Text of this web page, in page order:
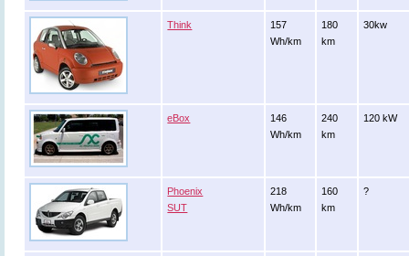
Think
157
Wh/km
180
km
30kw
eBox
146
Wh/km
240
km
120 kW
Phoenix
SUT
218
Wh/km
160
km
?